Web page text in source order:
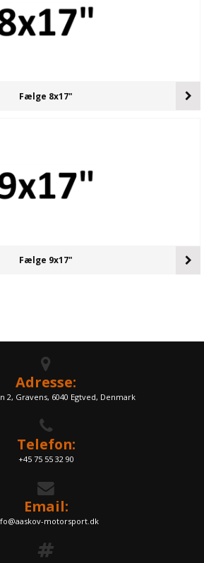
Fælge 8x17"
Fælge 9x17"
Adresse:
2, Gravens, 6040 Egtved, Denmark
Telefon:
+45 75 55 32 90
Email:
motorsport.dk